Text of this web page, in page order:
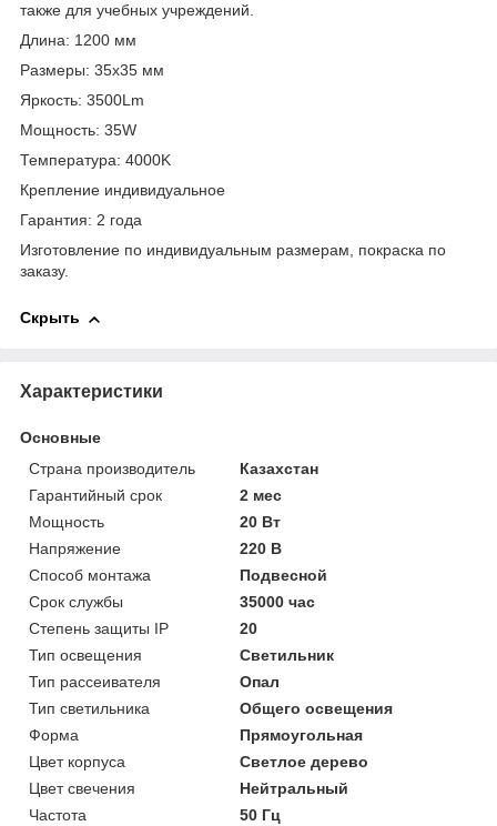
также для учебных учреждений.
Длина: 1200 мм
Размеры: 35х35 мм
Яркость: 3500Lm
Мощность: 35W
Температура: 4000K
Крепление индивидуальное
Гарантия: 2 года
Изготовление по индивидуальным размерам, покраска по
заказу.
Скрыть
Характеристики
Основные
Страна производитель
Казахстан
Гарантийный срок
2 мес
Мощность
20 Вт
Напряжение
220 В
Способ монтажа
Подвесной
Срок службы
35000 час
Степень защиты IP
20
Тип освещения
Светильник
Тип рассеивателя
Опал
Тип светильника
Общего освещения
Форма
Прямоугольная
Цвет корпуса
Светлое дерево
Цвет свечения
Нейтральный
Частота
50 Гц